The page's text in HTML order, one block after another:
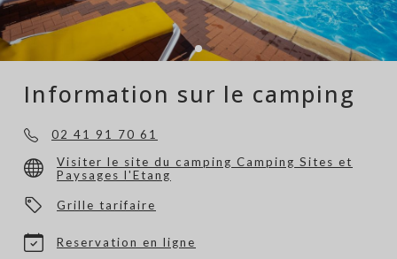
Information sur le camping
02 41 91 70 61
Visiter le site du camping Camping Sites et
Paysages l'Etang
Grille tarifaire
Reservation en ligne